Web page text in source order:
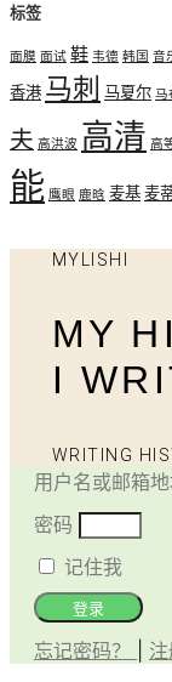
标签
面膜 面试 鞋 韦德 韩国 音
香港 马刺 马夏尔 马
夫 高洪波 高清 高
能 鹰眼 鹿晗 麦基麦
MYLISHI
MY
I
WRITING
用户名或邮箱
密码
记住我
登录
忘记密码？